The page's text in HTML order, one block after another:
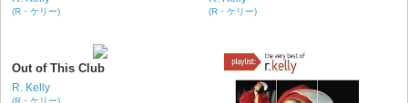
(R・ケリー) (R・ケリー)
Out of This Club
R. Kelly
(R・ケリー)